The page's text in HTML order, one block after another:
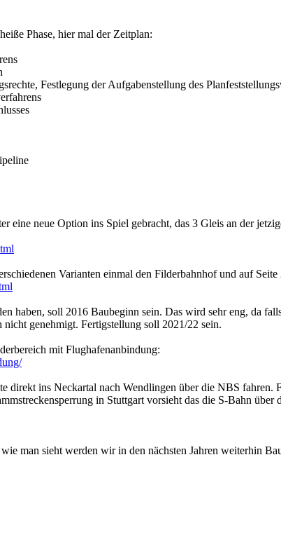
Phase, hier mal der Zeitplan:
Festlegung der Aufgabenstellung des
eine neue Option ins Spiel gebracht, das 3 Gleis an der
Varianten einmal den Filderbahnhof und auf Seite
haben, soll 2016 Baubeginn sein. Das wird sehr eng, da
genehmigt. Fertigstellung soll 2021/22 sein.
mit Flughafenanbindung:
direkt ins Neckartal nach Wendlingen über die NBS
in Stuttgart vorsieht das die S-Bahn
man sieht werden wir in den nächsten Jahren weiterhin